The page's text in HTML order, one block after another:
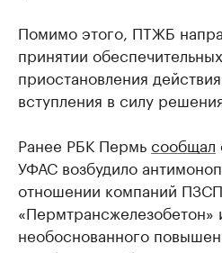
Помимо этого, ПТЖБ
принятии
приостановления
вступления в силу
Ранее РБК Пермьсообщал
УФАС возбудило
отношении компаний
«Пермтрансжелезобетон»
необоснованного